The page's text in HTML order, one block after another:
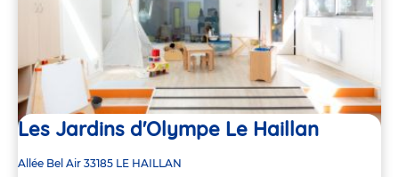
Les Jardins d'Olympe Le Haillan
Adresse
Allée Bel Air 33185 LE HAILLAN